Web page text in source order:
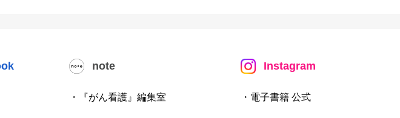
note
・『がん看護』編集室
Instagram
・電子書籍 公式